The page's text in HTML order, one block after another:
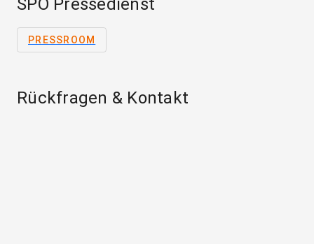
SPÖ Pressedienst
PRESSROOM
Rückfragen & Kontakt